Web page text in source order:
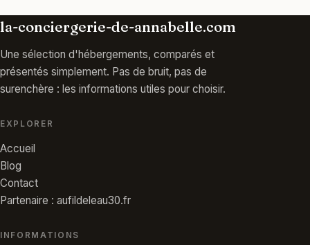
la-conciergerie-de-annabelle.com
Une sélection d'hébergements, comparés et
présentés simplement. Pas de bruit, pas de
surenchère : les informations utiles pour choisir.
EXPLORER
Accueil
Blog
Contact
Partenaire : aufildeleau30.fr
INFORMATIONS